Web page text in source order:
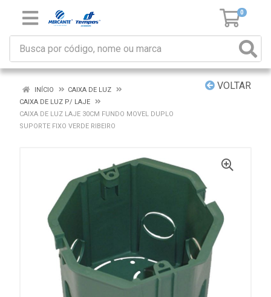
0
VOLTAR
INÍCIO
CAIXA DE LUZ
CAIXA DE LUZ P/ LAJE
CAIXA DE LUZ LAJE 30CM FUNDO MOVEL DUPLO
SUPORTE FIXO VERDE RIBEIRO